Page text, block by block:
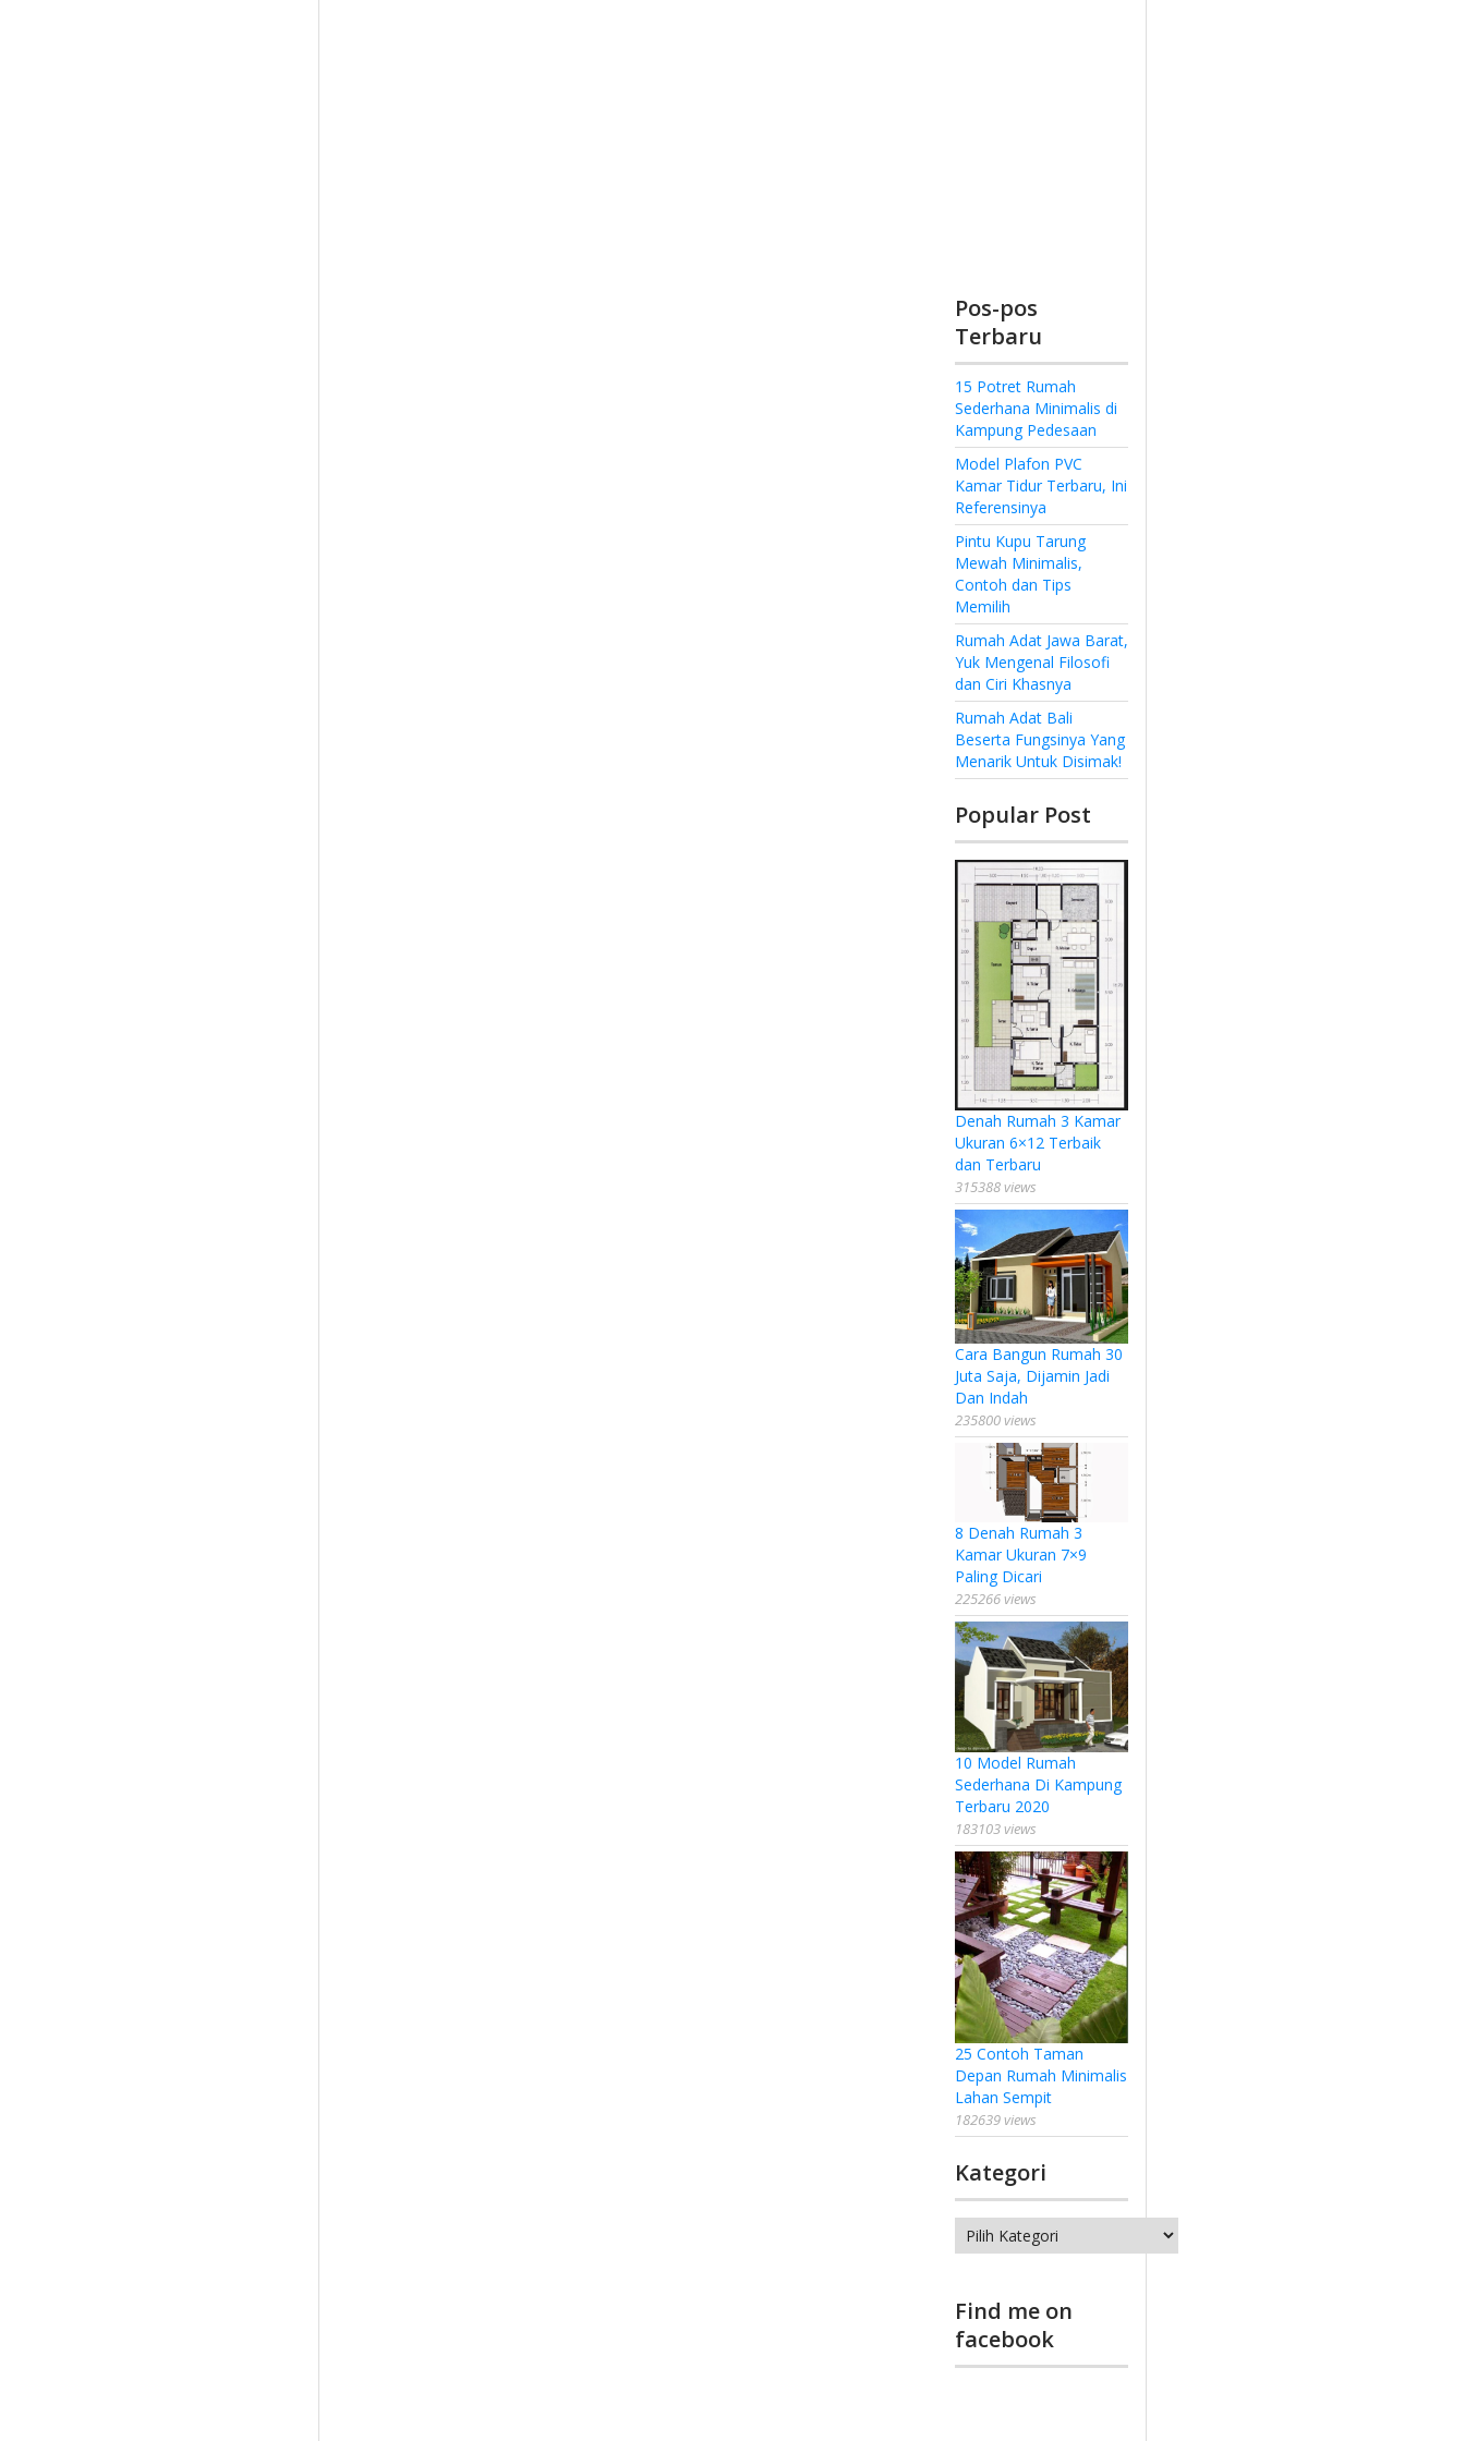
Pos-pos
Terbaru
15 Potret Rumah
Sederhana Minimalis di
Kampung Pedesaan
Model Plafon PVC
Kamar Tidur Terbaru, Ini
Referensinya
Pintu Kupu Tarung
Mewah Minimalis,
Contoh dan Tips
Memilih
Rumah Adat Jawa Barat,
Yuk Mengenal Filosofi
dan Ciri Khasnya
Rumah Adat Bali
Beserta Fungsinya Yang
Menarik Untuk Disimak!
Popular Post
Denah Rumah 3 Kamar
Ukuran 6×12 Terbaik
dan Terbaru
315388 views
Cara Bangun Rumah 30
Juta Saja, Dijamin Jadi
Dan Indah
235800 views
8 Denah Rumah 3
Kamar Ukuran 7×9
Paling Dicari
225266 views
10 Model Rumah
Sederhana Di Kampung
Terbaru 2020
183103 views
25 Contoh Taman
Depan Rumah Minimalis
Lahan Sempit
182639 views
Kategori
Kategori
Find me on
facebook